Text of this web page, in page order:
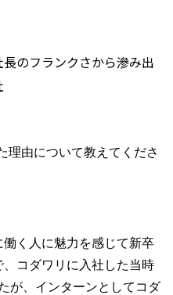
のフランクさから滲み出
理由について教えてくださ
く人に魅力を感じて新卒
コダワリに入社した当時
が、インターンとしてコダ